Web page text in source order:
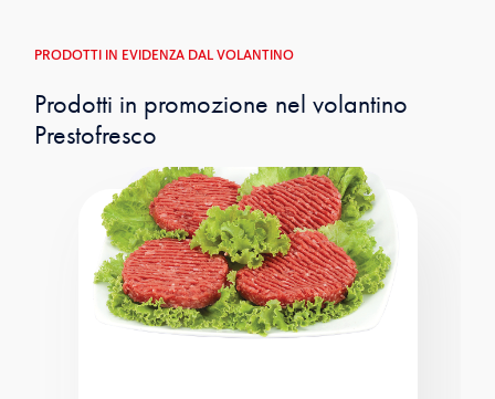
PRODOTTI IN EVIDENZA DAL VOLANTINO
Prodotti in promozione nel volantino
Prestofresco